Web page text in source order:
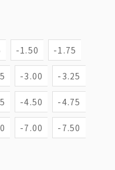
-1.50 -1.75
-3.00 -3.25
-4.50 -4.75
-7.00 -7.50